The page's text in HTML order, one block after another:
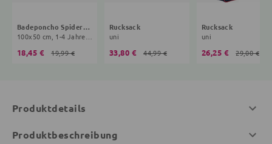
Badeponcho Spiderman
100x50 cm, 1-4 Jahre, blau
18,45 € 19,99 €
Rucksack
uni
33,80 € 44,99 €
Rucksack
uni
26,25 € 29,00 €
Produktdetails
Produktbeschreibung